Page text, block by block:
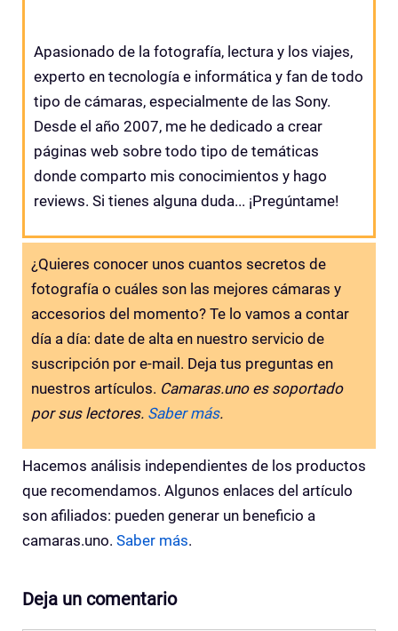
Apasionado de la fotografía, lectura y los viajes,
experto en tecnología e informática y fan de todo
tipo de cámaras, especialmente de las Sony.
Desde el año 2007, me he dedicado a crear
páginas web sobre todo tipo de temáticas
donde comparto mis conocimientos y hago
reviews. Si tienes alguna duda... ¡Pregúntame!
¿Quieres conocer unos cuantos secretos de
fotografía o cuáles son las mejores cámaras y
accesorios del momento? Te lo vamos a contar
día a día: date de alta en nuestro servicio de
suscripción por e-mail. Deja tus preguntas en
nuestros artículos. Camaras.uno es soportado
por sus lectores. Saber más.
Hacemos análisis independientes de los productos
que recomendamos. Algunos enlaces del artículo
son afiliados: pueden generar un beneficio a
camaras.uno. Saber más.
Deja un comentario